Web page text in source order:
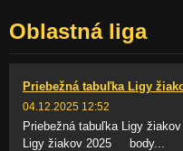
Oblastná liga
Priebežná tabuľka Ligy
04.12.2025 12:52
Priebežná tabuľka Ligy
Ligy žiakov 2025 body...